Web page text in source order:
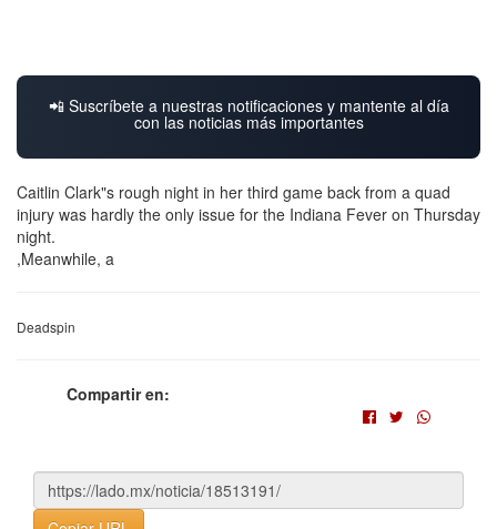
📲 Suscríbete a nuestras notificaciones y mantente al día
con las noticias más importantes
Caitlin Clark"s rough night in her third game back from a quad
injury was hardly the only issue for the Indiana Fever on Thursday
night.
,Meanwhile, a
Deadspin
Compartir en: